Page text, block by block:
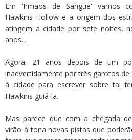
Em 'Irmãos de Sangue' vamos
Hawkins Hollow e a origem dos
atingem a cidade por sete noites,
anos...
Agora, 21 anos depois de um
inadvertidamente por três garotos de
à cidade para escrever sobre tal
Hawkins guiá-la.
Mas parece que com a chegada
virão à tona novas pistas que